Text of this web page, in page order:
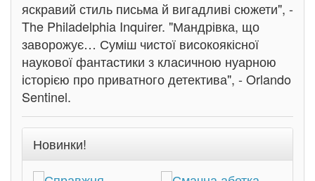
яскравий стиль письма й вигадливі сюжети", -
The Philadelphia Inquirer. "Мандрівка, що
заворожує… Суміш чистої високоякісної
наукової фантастики з класичною нуарною
історією про приватного детектива", - Orlando
Sentinel.
Новинки!